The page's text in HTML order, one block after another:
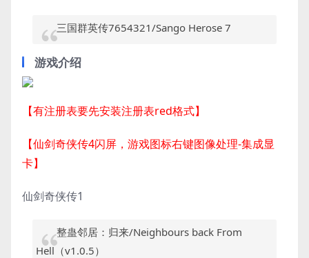
三国群英传7654321/Sango Herose 7
游戏介绍
【有注册表要先安装注册表red格式】
【仙剑奇侠传4闪屏，游戏图标右键图像处理-集成显
卡】
仙剑奇侠传1
整蛊邻居：归来/Neighbours back From
Hell（v1.0.5）